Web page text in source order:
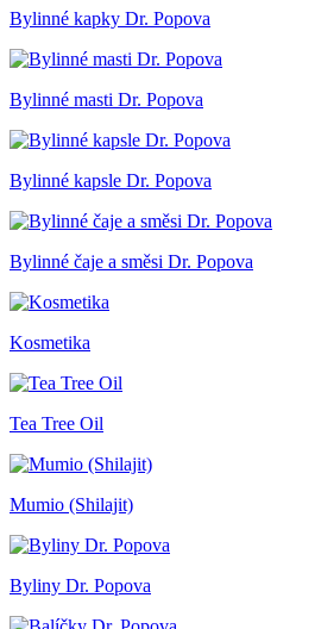
Bylinné kapky Dr. Popova
Bylinné masti Dr. Popova
Bylinné kapsle Dr. Popova
Bylinné čaje a směsi Dr. Popova
Kosmetika
Tea Tree Oil
Mumio (Shilajit)
Byliny Dr. Popova